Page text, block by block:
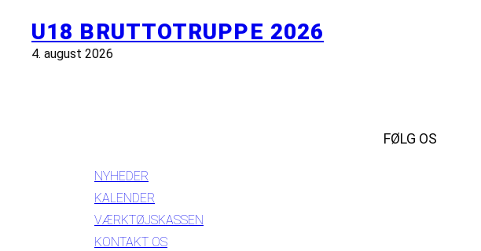
U18 BRUTTOTRUPPE 2026
4. august 2026
NYHEDER
KALENDER
VÆRKTØJSKASSEN
KONTAKT OS
FØLG OS